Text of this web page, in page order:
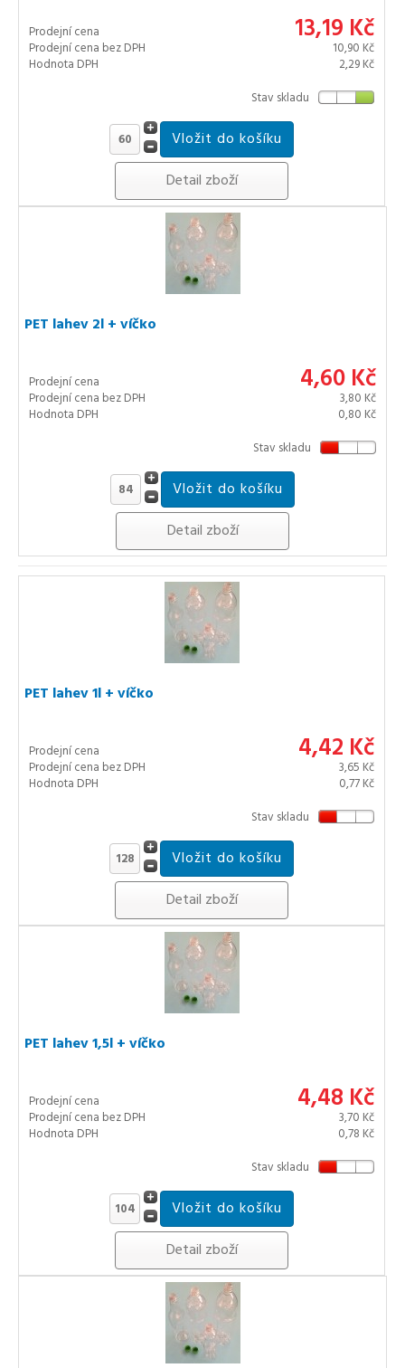
Prodejní cena 13,19 Kč
Prodejní cena bez DPH
10,90 Kč
Hodnota DPH
2,29 Kč
Stav skladu
Detail zboží
PET lahev 2l + víčko
Prodejní cena 4,60 Kč
Prodejní cena bez DPH
3,80 Kč
Hodnota DPH
0,80 Kč
Stav skladu
Detail zboží
PET lahev 1l + víčko
Prodejní cena 4,42 Kč
Prodejní cena bez DPH
3,65 Kč
Hodnota DPH
0,77 Kč
Stav skladu
Detail zboží
PET lahev 1,5l + víčko
Prodejní cena 4,48 Kč
Prodejní cena bez DPH
3,70 Kč
Hodnota DPH
0,78 Kč
Stav skladu
Detail zboží